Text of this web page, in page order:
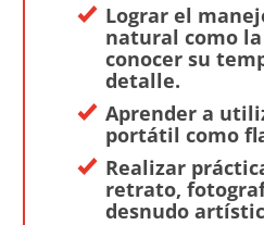
Lograr el
natural como
conocer su
detalle.
Aprender a
portátil como
Realizar
retrato,
desnudo